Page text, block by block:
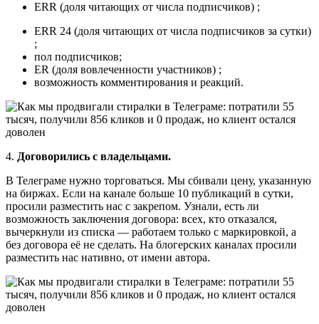
ERR (доля читающих от числа подписчиков) ;
ERR 24 (доля читающих от числа подписчиков за сутки)
;
пол подписчиков;
ER (доля вовлеченности участников) ;
возможность комментирования и реакций.
4. Договорились с владельцами.
В Телеграме нужно торговаться. Мы сбивали цену, указанную
на биржах. Если на канале больше 10 публикаций в сутки,
просили разместить нас с закрепом. Узнали, есть ли
возможность заключения договора: всех, кто отказался,
вычеркнули из списка — работаем только с маркировкой, а
без договора её не сделать. На блогерских каналах просили
разместить нас нативно, от имени автора.